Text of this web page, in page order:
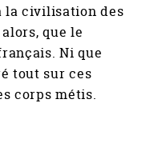
la civilisation des
que le
Ni que
tout sur ces
corps métis.